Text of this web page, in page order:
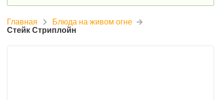
Главная Блюда на живом огне
Стейк Стриплойн